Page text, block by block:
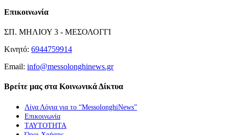
Επικοινωνία
ΣΠ. ΜΗΛΙΟΥ 3 - ΜΕΣΟΛΟΓΓΙ
Κινητό: 6944759914
Email: info@messolonghinews.gr
Βρείτε μας στα Κοινωνικά Δίκτυα
Λίγα Λόγια για το “MessolonghiNews”
Επικοινωνία
ΤΑΥΤΟΤΗΤΑ